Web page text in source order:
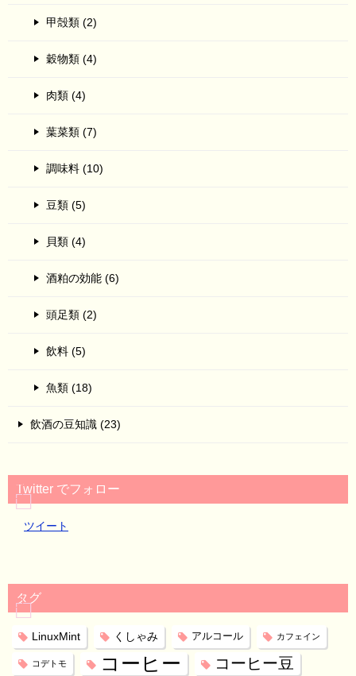
甲殻類 (2)
穀物類 (4)
肉類 (4)
葉菜類 (7)
調味料 (10)
豆類 (5)
貝類 (4)
酒粕の効能 (6)
頭足類 (2)
飲料 (5)
魚類 (18)
飲酒の豆知識 (23)
Twitter でフォロー
ツイート
タグ
LinuxMint くしゃみ アルコール カフェイン
コデトモ コーヒー コーヒー豆